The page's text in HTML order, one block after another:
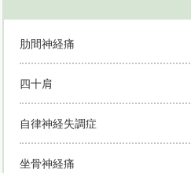
肋間神経痛
四十肩
自律神経失調症
坐骨神経痛